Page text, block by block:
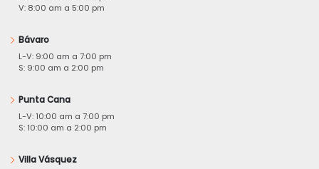
V: 8:00 am a 5:00 pm
Bávaro
L-V: 9:00 am a 7:00 pm
S: 9:00 am a 2:00 pm
Punta Cana
L-V: 10:00 am a 7:00 pm
S: 10:00 am a 2:00 pm
Villa Vásquez